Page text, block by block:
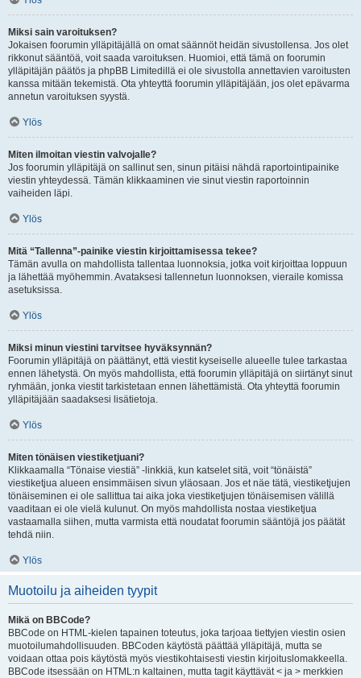
Miksi sain varoituksen?
Jokaisen foorumin ylläpitäjällä on omat säännöt heidän sivustollensa. Jos olet
rikkonut sääntöä, voit saada varoituksen. Huomioi, että tämä on foorumin
ylläpitäjän päätös ja phpBB Limitedillä ei ole sivustolla annettavien varoitusten
kanssa mitään tekemistä. Ota yhteyttä foorumin ylläpitäjään, jos olet epävarma
annetun varoituksen syystä.
Ylös
Miten ilmoitan viestin valvojalle?
Jos foorumin ylläpitäjä on sallinut sen, sinun pitäisi nähdä raportointipainike
viestin yhteydessä. Tämän klikkaaminen vie sinut viestin raportoinnin
vaiheiden läpi.
Ylös
Mitä “Tallenna”-painike viestin kirjoittamisessa tekee?
Tämän avulla on mahdollista tallentaa luonnoksia, jotka voit kirjoittaa loppuun
ja lähettää myöhemmin. Avataksesi tallennetun luonnoksen, vieraile komissa
asetuksissa.
Ylös
Miksi minun viestini tarvitsee hyväksynnän?
Foorumin ylläpitäjä on päättänyt, että viestit kyseiselle alueelle tulee tarkastaa
ennen lähetystä. On myös mahdollista, että foorumin ylläpitäjä on siirtänyt sinut
ryhmään, jonka viestit tarkistetaan ennen lähettämistä. Ota yhteyttä foorumin
ylläpitäjään saadaksesi lisätietoja.
Ylös
Miten tönäisen viestiketjuani?
Klikkaamalla “Tönaise viestiä” -linkkiä, kun katselet sitä, voit “tönäistä”
viestiketjua alueen ensimmäisen sivun yläosaan. Jos et näe tätä, viestiketjujen
tönäiseminen ei ole sallittua tai aika joka viestiketjujen tönäisemisen välillä
vaaditaan ei ole vielä kulunut. On myös mahdollista nostaa viestiketjua
vastaamalla siihen, mutta varmista että noudatat foorumin sääntöjä jos päätät
tehdä niin.
Ylös
Muotoilu ja aiheiden tyypit
Mikä on BBCode?
BBCode on HTML-kielen tapainen toteutus, joka tarjoaa tiettyjen viestin osien
muotoilumahdollisuuden. BBCoden käytöstä päättää ylläpitäjä, mutta se
voidaan ottaa pois käytöstä myös viestikohtaisesti viestin kirjoituslomakkeella.
BBCode itsessään on HTML:n kaltainen, mutta tagit käyttävät < ja > merkkien